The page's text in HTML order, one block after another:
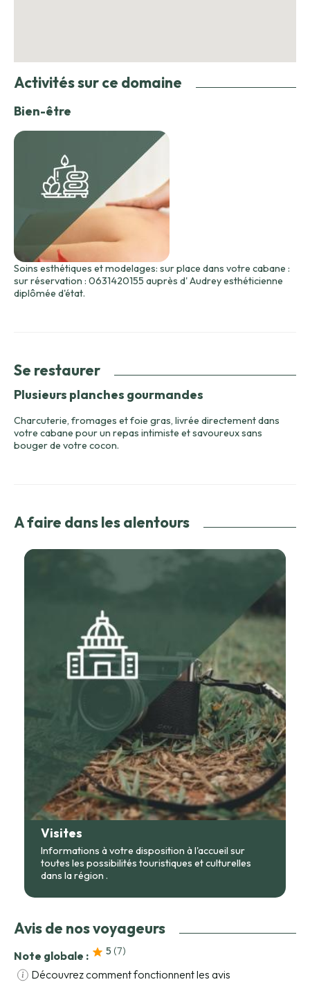
Activités sur ce domaine
Bien-être
Soins esthétiques et modelages: sur place dans votre cabane :
sur réservation : 0631420155 auprès d' Audrey esthéticienne
diplômée d'état.
Se restaurer
Plusieurs planches gourmandes
Charcuterie, fromages et foie gras, livrée directement dans
votre cabane pour un repas intimiste et savoureux sans
bouger de votre cocon.
A faire dans les alentours
Visites
Informations à votre disposition à l'accueil sur
toutes les possibilités touristiques et culturelles
dans la région .
Avis de nos voyageurs
Note globale : 5 (7)
Découvrez comment fonctionnent les avis